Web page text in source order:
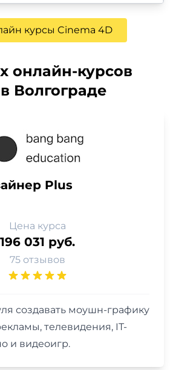
курсы Cinema 4D
онлайн-курсов
Волгограде
Plus
Цена курса
196 031 руб.
75 отзывов
создавать моушн-графику
телевидения, IT-
и видеоигр.